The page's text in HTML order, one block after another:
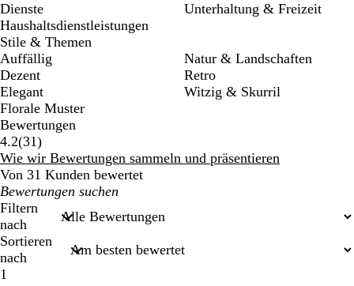
Dienste
Haushaltsdienstleistungen
Unterhaltung & Freizeit
Stile & Themen
Auffällig
Dezent
Elegant
Florale Muster
Natur & Landschaften
Retro
Witzig & Skurril
Bewertungen
4.2(3131
Bewertungen
)
Wie wir Bewertungen sammeln und präsentieren
Von 31 Kunden bewertet
Meine
Sucheingaben
Filtern
nach
Sortieren
nach
1